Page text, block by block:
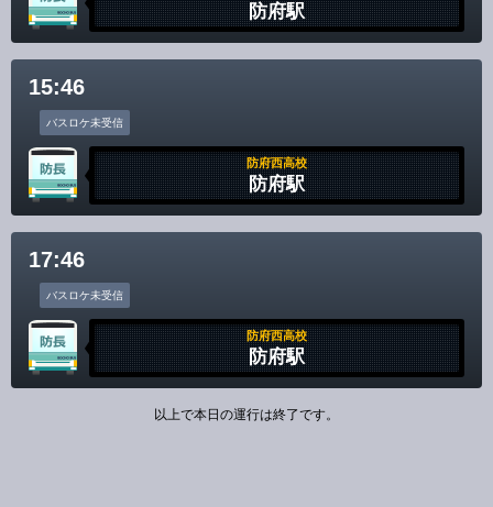
防府駅
15:46
バスロケ未受信
防府西高校
防府駅
17:46
バスロケ未受信
防府西高校
防府駅
以上で本日の運行は終了です。